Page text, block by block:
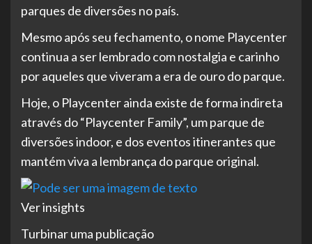
parques de diversões no país.
Mesmo após seu fechamento, o nome Playcenter
continua a ser lembrado com nostalgia e carinho
por aqueles que viveram a era de ouro do parque.
Hoje, o Playcenter ainda existe de forma indireta
através do “Playcenter Family”, um parque de
diversões indoor, e dos eventos itinerantes que
mantém viva a lembrança do parque original.
Ver insights
Turbinar uma publicação